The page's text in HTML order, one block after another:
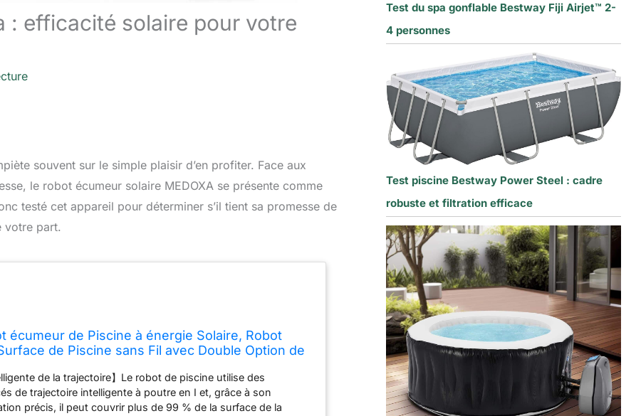
: efficacité solaire pour votre
souvent sur le simple plaisir d’en profiter. Face aux
le robot écumeur solaire MEDOXA se présente comme
testé cet appareil pour déterminer s’il tient sa promesse de
votre part.
écumeur de Piscine à énergie Solaire, Robot
de Piscine sans Fil avec Double Option de
de la trajectoire】Le robot de piscine utilise des
de trajectoire intelligente à poutre en I et, grâce à son
précis, il peut couvrir plus de 99 % de la surface de la
Test du spa gonflable Bestway Fiji Airjet™ 2-
4 personnes
Test piscine Bestway Power Steel : cadre
robuste et filtration efficace